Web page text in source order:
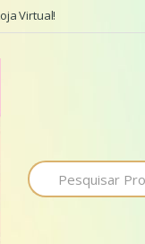
Virtual!
P
r